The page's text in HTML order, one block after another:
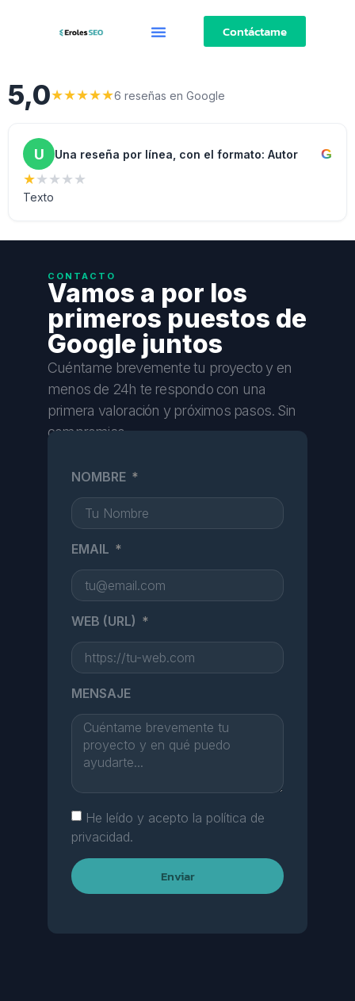
Contáctame
5,0★★★★★6 reseñas en Google
U Una reseña por línea, con el formato: Autor G
★★★★★
Texto
CONTACTO
Vamos a por los
primeros puestos de
Google juntos
Cuéntame brevemente tu proyecto y en
menos de 24h te respondo con una
primera valoración y próximos pasos. Sin
compromiso.
NOMBRE
EMAIL
WEB (URL)
MENSAJE
He leído y acepto la política de
privacidad.
Enviar